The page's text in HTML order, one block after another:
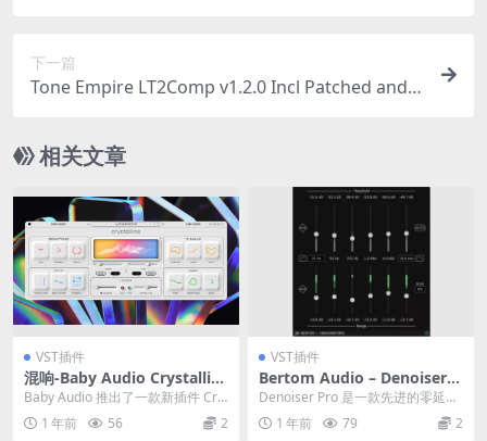
下一篇
Tone Empire LT2Comp v1.2.0 Incl Patched and E
相关文章
VST插件
混响-Baby Audio Crystallin
e v1.5
Baby Audio 推出了一款新插件 Cry
stalline Reverb。据...
1 年前 56 2
VST插件
Bertom Audio – Denoiser P
ro v3.0.3
Denoiser Pro 是一款先进的零延迟
降噪插件，适用于音乐、后期制作
和现场...
1 年前 79 2